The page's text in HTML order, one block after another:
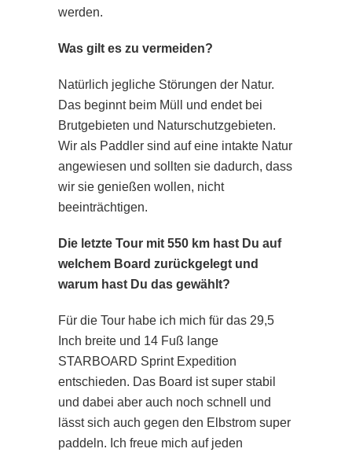
werden.
Was gilt es zu vermeiden?
Natürlich jegliche Störungen der Natur.
Das beginnt beim Müll und endet bei
Brutgebieten und Naturschutzgebieten.
Wir als Paddler sind auf eine intakte Natur
angewiesen und sollten sie dadurch, dass
wir sie genießen wollen, nicht
beeinträchtigen.
Die letzte Tour mit 550 km hast Du auf
welchem Board zurückgelegt und
warum hast Du das gewählt?
Für die Tour habe ich mich für das 29,5
Inch breite und 14 Fuß lange
STARBOARD Sprint Expedition
entschieden. Das Board ist super stabil
und dabei aber auch noch schnell und
lässt sich auch gegen den Elbstrom super
paddeln. Ich freue mich auf jeden